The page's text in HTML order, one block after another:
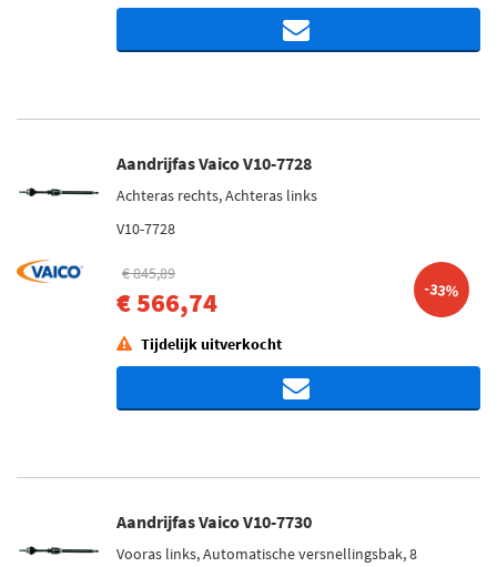
Aandrijfas Vaico V10-7728
Achteras rechts, Achteras links
V10-7728
€ 845,89
€ 566,74 -33%
Tijdelijk uitverkocht
Aandrijfas Vaico V10-7730
Vooras links, Automatische versnellingsbak, 8